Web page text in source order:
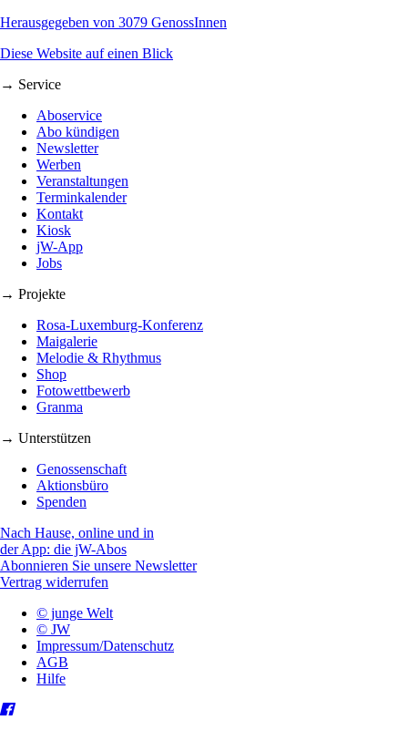
Herausgegeben von 3079 GenossInnen
Diese Website auf einen Blick
→ Service
Aboservice
Abo kündigen
Newsletter
Werben
Veranstaltungen
Terminkalender
Kontakt
Kiosk
jW-App
Jobs
→ Projekte
Rosa-Luxemburg-Konferenz
Maigalerie
Melodie & Rhythmus
Shop
Fotowettbewerb
Granma
→ Unterstützen
Genossenschaft
Aktionsbüro
Spenden
Nach Hause, online und in
der App: die jW-Abos
Abonnieren Sie unsere Newsletter
Vertrag widerrufen
© junge Welt
© JW
Impressum/Datenschutz
AGB
Hilfe